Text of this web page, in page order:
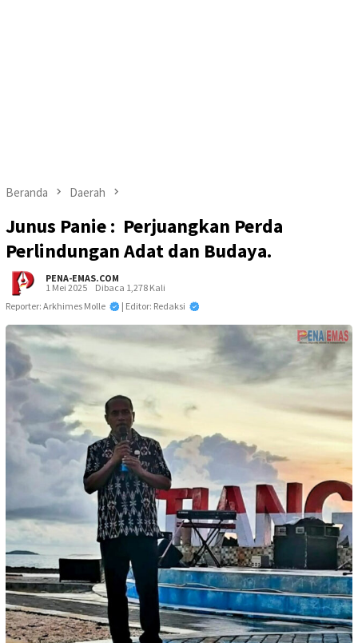
Beranda Daerah
Junus Panie : Perjuangkan Perda
Perlindungan Adat dan Budaya.
PENA-EMAS.COM
1 Mei 2025
Dibaca 1,278 Kali
Reporter: Arkhimes Molle
| Editor: Redaksi